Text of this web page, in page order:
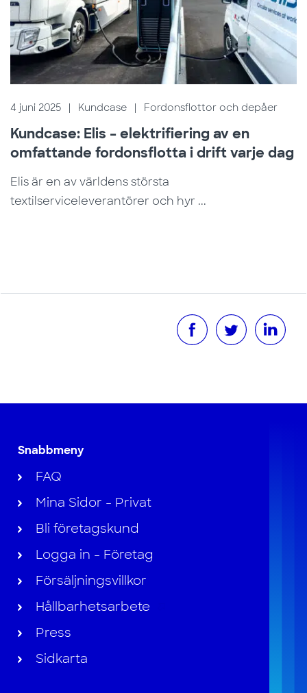
4 juni 2025 | Kundcase | Fordonsflottor och depåer
Kundcase: Elis – elektrifiering av en
omfattande fordonsflotta i drift varje dag
Elis är en av världens största
textilserviceleverantörer och hyr ...
Snabbmeny
FAQ
Mina Sidor - Privat
Bli företagskund
Logga in - Företag
Försäljningsvillkor
Hållbarhetsarbete
Press
Sidkarta